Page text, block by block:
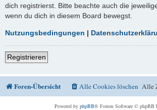
dich registrierst. Bitte beachte auch die
wenn du dich in diesem Board bewegst.
Nutzungsbedingungen |
Registrieren
Foren-Übersicht Alle
Alle Cookies löschen
Powered by phpBB® Forum Software © phpBB